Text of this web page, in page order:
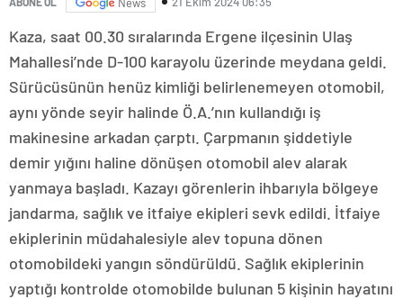
Kaza, saat 00.30 sıralarında Ergene ilçesinin Ulaş
Mahallesi’nde D-100 karayolu üzerinde meydana geldi.
Sürücüsünün henüz kimliği belirlenemeyen otomobil,
aynı yönde seyir halinde Ö.A.’nın kullandığı iş
makinesine arkadan çarptı. Çarpmanın şiddetiyle
demir yığını haline dönüşen otomobil alev alarak
yanmaya başladı. Kazayı görenlerin ihbarıyla bölgeye
jandarma, sağlık ve itfaiye ekipleri sevk edildi. İtfaiye
ekiplerinin müdahalesiyle alev topuna dönen
otomobildeki yangın söndürüldü. Sağlık ekiplerinin
yaptığı kontrolde otomobilde bulunan 5 kişinin hayatını